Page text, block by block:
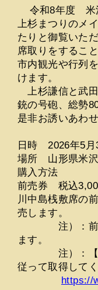
令和8年度 米
上杉まつりのメ
たりと御覧いた
席取りをするこ
市内観光や行列
けます。
上杉謙信と武
銃の号砲、総勢
是非お誘いあわ
日時 2026年5月
場所 山形県米
購入方法
前売券 税込
川中島桟敷席の
売します。
注）：前売券
ます。
注）：【楽天
従って取得して
https://